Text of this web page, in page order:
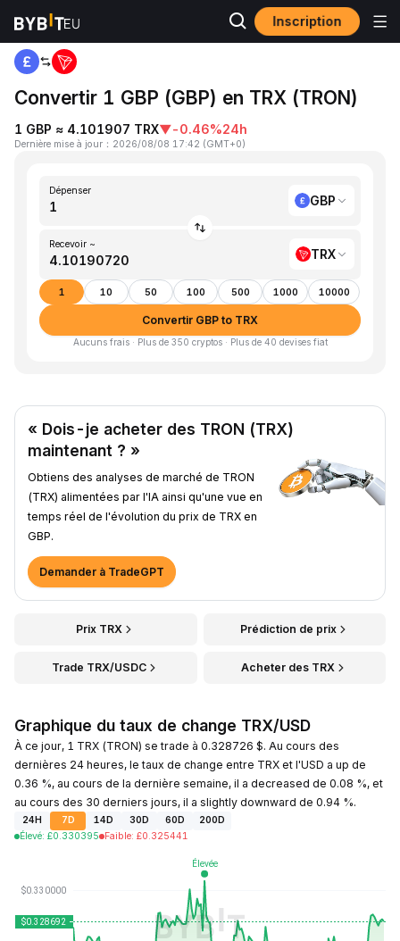
Inscription
Accueil GBP to TRX
Convertir 1 GBP (GBP) en TRX (TRON)
1 GBP ≈ 4.101907 TRX▼-0.46%24h
Dernière mise à jour ： 2026/08/08 17:42 (GMT+0)
Dépenser
GBP
Recevoir ~
TRX
1 10 50 100 500 1000 10000
Convertir GBP to TRX
Aucuns frais · Plus de 350 cryptos · Plus de 40 devises fiat
« Dois-je acheter des TRON (TRX)
maintenant ? »
Obtiens des analyses de marché de TRON
(TRX) alimentées par l'IA ainsi qu'une vue en
temps réel de l'évolution du prix de TRX en
GBP.
Demander à TradeGPT
Prix TRX Prédiction de prix
Trade TRX/USDC Acheter des TRX
Graphique du taux de change TRX/USD
À ce jour, 1 TRX (TRON) se trade à 0.328726 $. Au cours des
dernières 24 heures, le taux de change entre TRX et l'USD a up de
0.36 %, au cours de la dernière semaine, il a decreased de 0.08 %, et
au cours des 30 derniers jours, il a slightly downward de 0.94 %.
24H 7D 14D 30D 60D
200D
Élevé: £0.330395 Faible: £0.325441